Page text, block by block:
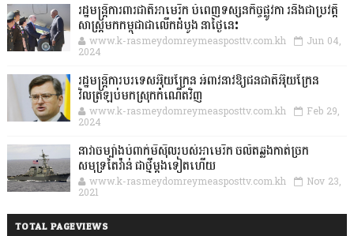
រដ្ឋមន្រ្តីការពារជាតិអាមេរិក បំពេញទស្សនកិច្ចផ្លូវកា រនិងជាប្រវត្តិ
សាស្រ្តមកកម្ពុជាជាលើកដំបូង នាថ្ងៃនេះ
www.k-rasmeydomreymeasposttv.com.kh Jun 04,
2024
រដ្ឋមន្ត្រីការបរទេសអ៊ុយក្រែន អំពាវនាវឱ្យជនជាតិអ៊ុយក្រែន
វិលត្រឡប់មកស្រុកកំណើតវិញ
www.k-rasmeydomreymeasposttv.com.kh Feb 29,
2024
នាវាចម្បាំងបំពាក់មីស៊ីលរបស់អាមេរិក ចល័តឆ្លងកាត់ច្រក
សមុទ្រតៃវ៉ាន់ ជាថ្មីម្តងទៀតហើយ
www.k-rasmeydomreymeasposttv.com.kh Nov 23,
2021
TOTAL PAGEVIEWS